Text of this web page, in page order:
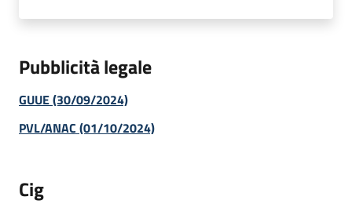
Pubblicità legale
GUUE (30/09/2024)
PVL/ANAC (01/10/2024)
Cig